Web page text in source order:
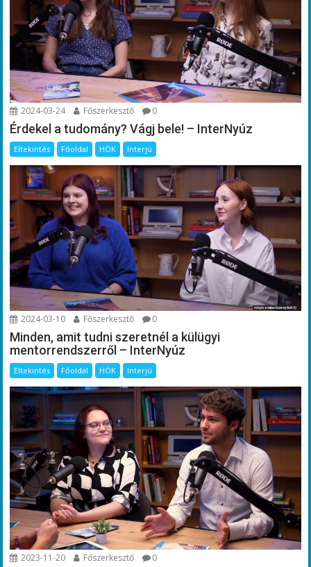
2024-03-24 Főszerkesztő 0
Érdekel a tudomány? Vágj bele! – InterNyúz
Eltekintés Főoldal HÖK Interjú
2024-03-10 Főszerkesztő 0
Minden, amit tudni szeretnél a külügyi
mentorrendszerről – InterNyúz
Eltekintés Főoldal HÖK Interjú
2023-11-20 Főszerkesztő 0